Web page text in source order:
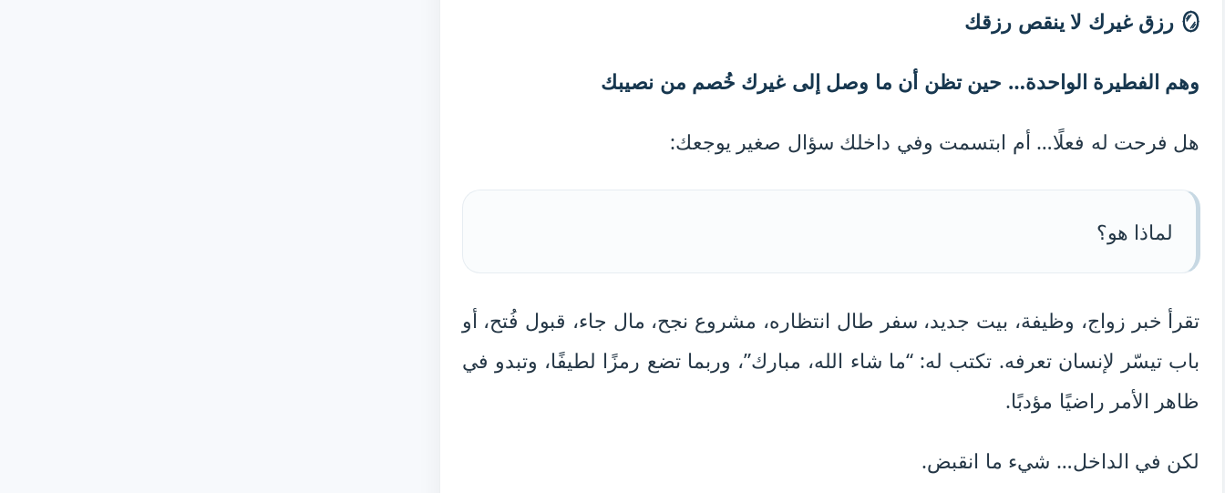
🪞 رزق غيرك لا ينقص رزقك
وهم الفطيرة الواحدة… حين تظن أن ما وصل إلى غيرك خُصم من نصيبك
هل فرحت له فعلًا… أم ابتسمت وفي داخلك سؤال صغير يوجعك:
لماذا هو؟
تقرأ خبر زواج، وظيفة، بيت جديد، سفر طال انتظاره، مشروع نجح، مال جاء، قبول فُتح، أو
باب تيسّر لإنسان تعرفه. تكتب له: “ما شاء الله، مبارك”، وربما تضع رمزًا لطيفًا، وتبدو في
ظاهر الأمر راضيًا مؤدبًا.
لكن في الداخل… شيء ما انقبض.